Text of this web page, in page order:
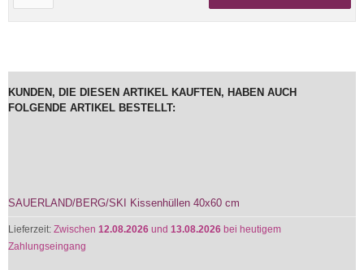
KUNDEN, DIE DIESEN ARTIKEL KAUFTEN, HABEN AUCH
FOLGENDE ARTIKEL BESTELLT:
SAUERLAND/BERG/SKI Kissenhüllen 40x60 cm
Lieferzeit: Zwischen 12.08.2026 und 13.08.2026 bei heutigem
Zahlungseingang